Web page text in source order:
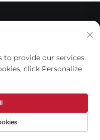
to provide our services.
click Personalize